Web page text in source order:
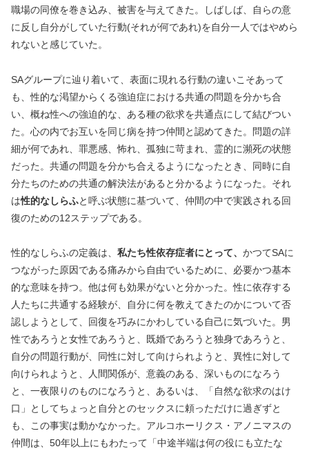
職場の同僚を巻き込み、被害を与えてきた。しばしば、自らの意
に反し自分がしていた行動(それが何であれ)を自分一人ではやめら
れないと感じていた。
SAグループに辿り着いて、表面に現れる行動の違いこそあって
も、性的な渇望からくる強迫症における共通の問題を分かち合
い、概ね性への強迫的な、ある種の欲求を共通点にして結びつい
た。心の内でお互いを同じ病を持つ仲間と認めてきた。問題の詳
細が何であれ、罪悪感、怖れ、孤独に苛まれ、霊的に瀕死の状態
だった。共通の問題を分かち合えるようになったとき、同時に自
分たちのための共通の解決法があると分かるようになった。それ
は性的なしらふと呼ぶ状態に基づいて、仲間の中で実践される回
復のための12ステップである。
性的なしらふの定義は、 私たち性依存症者にとって、 かつてSAに
つながった原因である痛みから自由でいるために、必要かつ基本
的な意味を持つ。他は何も効果がないと分かった。性に依存する
人たちに共通する経験が、自分に何を教えてきたのかについて否
認しようとして、回復を巧みにかわしている自己に気づいた。男
性であろうと女性であろうと、既婚であろうと独身であろうと、
自分の問題行動が、同性に対して向けられようと、異性に対して
向けられようと、人間関係が、意義のある、深いものになろう
と、一夜限りのものになろうと、あるいは、「自然な欲求のはけ
口」としてちょっと自分とのセックスに頼っただけに過ぎずと
も、この事実は動かなかった。アルコホーリクス・アノニマスの
仲間は、50年以上にもわたって「中途半端は何の役にも立たな